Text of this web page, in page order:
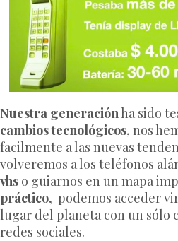
Nuestra generaciónha sido
cambios tecnológicos, nos
facilmente a las nuevas
volveremos a los teléfonos
vhs o guiarnos en un mapa
práctico, podemos acceder
lugar del planeta con un sólo
redes sociales.